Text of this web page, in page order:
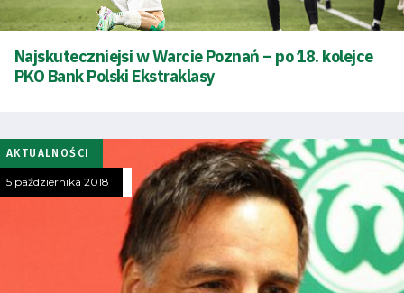
Amp
Futbol
Aktualności
Najskuteczniejsi w Warcie Poznań – po 18. kolejce
PKO Bank Polski Ekstraklasy
AKTUALNOŚCI
5 października 2018